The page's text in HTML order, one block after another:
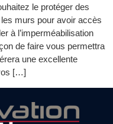
le protéger des
murs pour avoir accès
à l’imperméabilisation
de faire vous permettra
une excellente
[…]